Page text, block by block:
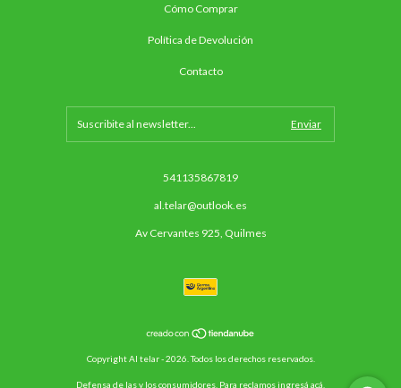
Cómo Comprar
Política de Devolución
Contacto
541135867819
al.telar@outlook.es
Av Cervantes 925, Quilmes
Copyright Al telar - 2026. Todos los derechos reservados.
Defensa de las y los consumidores. Para reclamosingresá acá.